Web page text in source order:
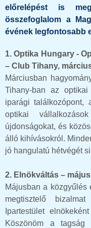
előrelépést is
összefoglalom a
évének legfontosabb
1. Optika Hungary -
– Club Tihany,
Márciusban
Tihany-ban az
iparági találkozópont,
optikai
újdonságokat, és
álló kihívásokról.
jó hangulatú hétvégét
2. Elnökváltás –
Májusban a közgyűlés
megtisztelő
Ipartestület
Köszönöm a tagság